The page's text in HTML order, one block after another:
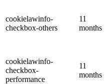
cookielawinfo-
checkbox-others
11
months
cookielawinfo-
checkbox-
performance
11
months